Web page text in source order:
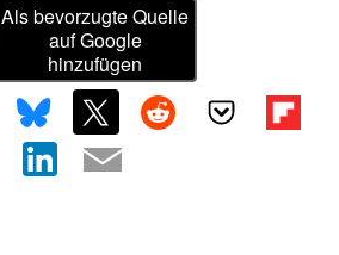
Als bevorzugte Quelle
auf Google
hinzufügen